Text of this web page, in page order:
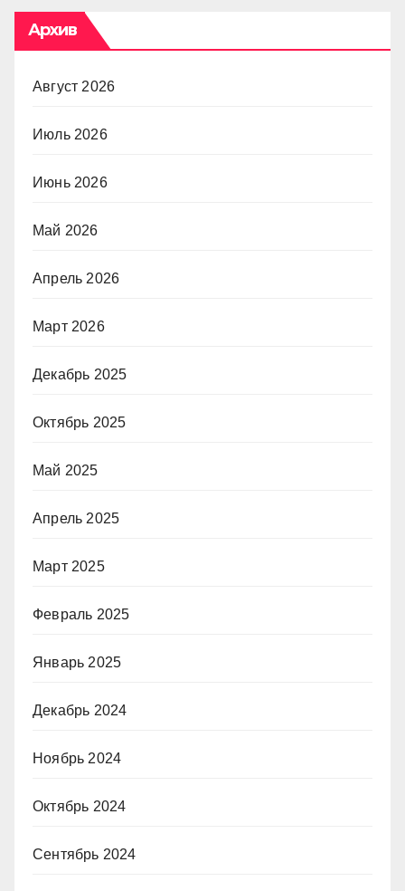
Архив
Август 2026
Июль 2026
Июнь 2026
Май 2026
Апрель 2026
Март 2026
Декабрь 2025
Октябрь 2025
Май 2025
Апрель 2025
Март 2025
Февраль 2025
Январь 2025
Декабрь 2024
Ноябрь 2024
Октябрь 2024
Сентябрь 2024